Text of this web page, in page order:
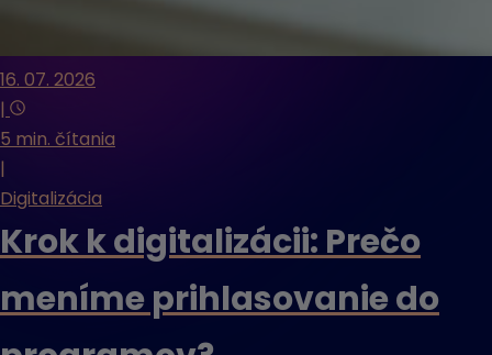
16. 07. 2026
|
5 min. čítania
|
Digitalizácia
Krok k digitalizácii: Prečo
meníme prihlasovanie do